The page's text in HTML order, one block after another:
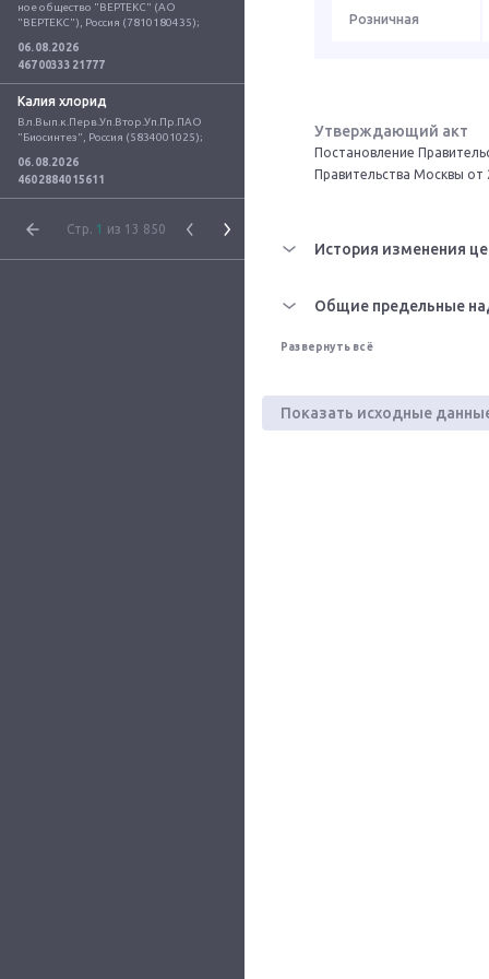
ное общество "ВЕРТЕКС" (АО
"ВЕРТЕКС"), Россия (7810180435);
06.08.2026
4670033321777
Калия хлорид
Вл.Вып.к.Перв.Уп.Втор.Уп.Пр.ПАО
"Биосинтез", Россия (5834001025);
06.08.2026
4602884015611
Стр. 1 из 13 850
Розничная
Утверждающий акт
Постановление
Правительства Москвы
История изменения
Общие предельные
Развернуть всё
Показать исходные